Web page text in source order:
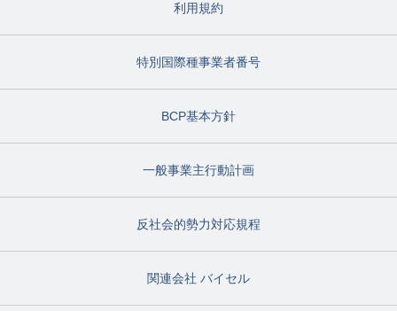
利用規約
特別国際種事業者番号
BCP基本方針
一般事業主行動計画
反社会的勢力対応規程
関連会社 バイセル